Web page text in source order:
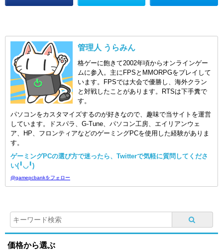
管理人 うらみん
格ゲーに飽きて2002年頃からオンラインゲー
ムに参入。主にFPSとMMORPGをプレイして
います。FPSでは大会で優勝し、海外クラン
と対戦したことがあります。RTSは下手糞で
す。
パソコンをカスタマイズするのが好きなので、趣味で当サイトを運営
しています。ドスパラ、G-Tune、パソコン工房、エイリアンウェ
ア、HP、フロンティアなどのゲーミングPCを使用した経験がありま
す。
ゲーミングPCの選び方で迷ったら、Twitterで気軽に質問してくださ
い(╹◡╹)
@gamepcbankをフォロー
価格から選ぶ